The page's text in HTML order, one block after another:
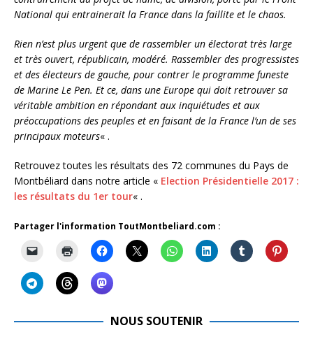
National qui entrainerait la France dans la faillite et le chaos.
Rien n’est plus urgent que de rassembler un électorat très large
et très ouvert, républicain, modéré. Rassembler des progressistes
et des électeurs de gauche, pour contrer le programme funeste
de Marine Le Pen. Et ce, dans une Europe qui doit retrouver sa
véritable ambition en répondant aux inquiétudes et aux
préoccupations des peuples et en faisant de la France l’un de ses
principaux moteurs« .
Retrouvez toutes les résultats des 72 communes du Pays de
Montbéliard dans notre article « Election Présidentielle 2017 :
les résultats du 1er tour« .
Partager l'information ToutMontbeliard.com :
NOUS SOUTENIR